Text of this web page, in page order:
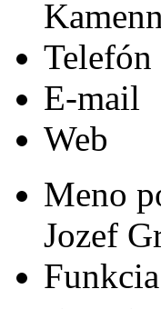
Telefón
E-mail
Web
Meno
Jozef